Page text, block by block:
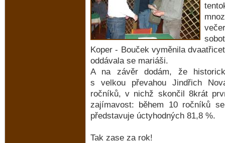
Koper - Bouček vyměnila
oddávala se mariáši.
A na závěr dodám, že
s velkou převahou Jindřich
ročníků, v nichž skončil 8krát
zajímavost: během 10 ročníků
představuje úctyhodných 81,8 %.
Tak zase za rok!